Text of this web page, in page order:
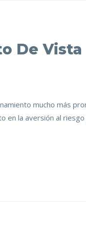
De Vista
mucho más
en la aversión al